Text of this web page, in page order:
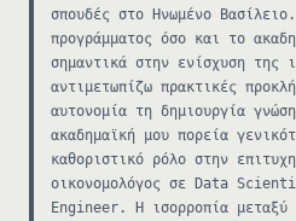
σπουδές στο Ηνωμένο
προγράμματος όσο και το
σημαντικά στην ενίσχυση της
αντιμετωπίζω πρακτικές
αυτονομία τη δημιουργία
ακαδημαϊκή μου πορεία
καθοριστικό ρόλο στην
οικονομολόγος σε Data
Engineer. Η ισορροπία μεταξύ